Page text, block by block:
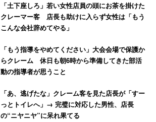
「土下座しろ」若い女性店員の頭にお茶を掛けた
クレーマー客 店長も助けに入らず女性は「もう
こんな会社辞めてやる」
「もう指導をやめてください」大会会場で保護か
らクレーム 休日も朝6時から準備してきた部活
動の指導者が思うこと
「あ、逃げたな」クレーム客を見た店長が「すー
っとトイレへ」→ 完璧に対応した男性、店長
の“ニヤニヤ”に呆れ果てる